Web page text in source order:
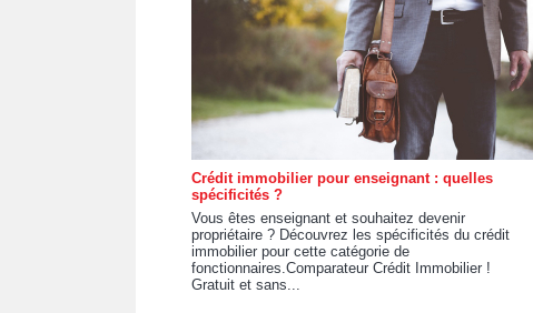
Crédit immobilier pour enseignant : quelles
spécificités ?
Vous êtes enseignant et souhaitez devenir
propriétaire ? Découvrez les spécificités du crédit
immobilier pour cette catégorie de
fonctionnaires.Comparateur Crédit Immobilier !
Gratuit et sans...